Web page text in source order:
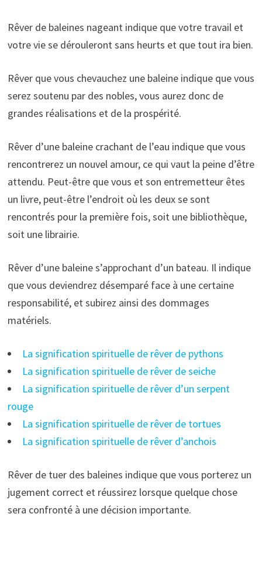
Rêver de baleines nageant indique que votre travail et
votre vie se dérouleront sans heurts et que tout ira bien.
Rêver que vous chevauchez une baleine indique que vous
serez soutenu par des nobles, vous aurez donc de
grandes réalisations et de la prospérité.
Rêver d’une baleine crachant de l’eau indique que vous
rencontrerez un nouvel amour, ce qui vaut la peine d’être
attendu. Peut-être que vous et son entremetteur êtes
un livre, peut-être l’endroit où les deux se sont
rencontrés pour la première fois, soit une bibliothèque,
soit une librairie.
Rêver d’une baleine s’approchant d’un bateau. Il indique
que vous deviendrez désemparé face à une certaine
responsabilité, et subirez ainsi des dommages
matériels.
La signification spirituelle de rêver de pythons
La signification spirituelle de rêver de seiche
La signification spirituelle de rêver d’un serpent
rouge
La signification spirituelle de rêver de tortues
La signification spirituelle de rêver d’anchois
Rêver de tuer des baleines indique que vous porterez un
jugement correct et réussirez lorsque quelque chose
sera confronté à une décision importante.